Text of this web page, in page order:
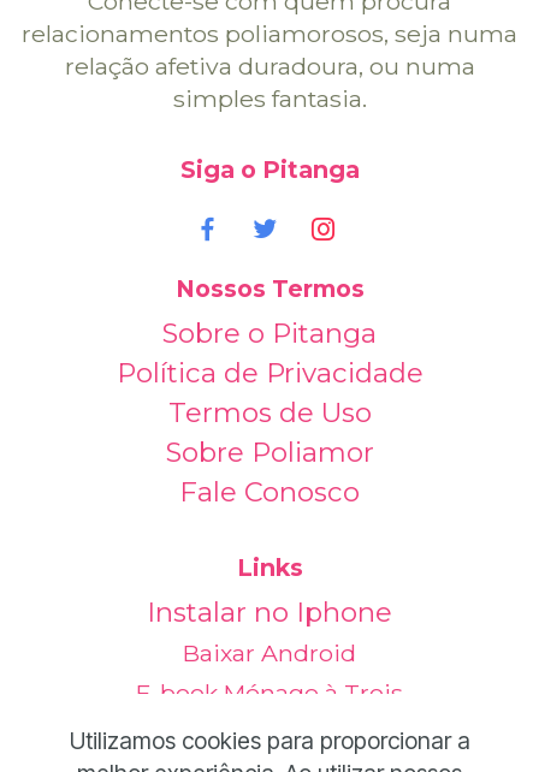
relacionamentos poliamorosos, seja numa
relação afetiva duradoura, ou numa
simples fantasia.
Siga o Pitanga
Nossos Termos
Sobre o Pitanga
Política de Privacidade
Termos de Uso
Sobre Poliamor
Fale Conosco
Links
Instalar no Iphone
Baixar Android
E-book Ménage à Trois
Outros Idiomas
Utilizamos cookies para proporcionar a